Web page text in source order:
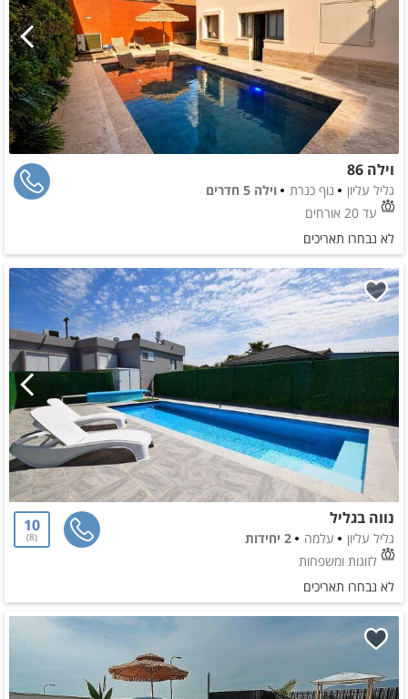
וילה 86
גליל עליון נוף כנרת
וילה 5 חדרים
עד 20 אורחים
לא נבחרו תאריכים
נווה בגליל
גליל עליון עלמה
2 יחידות
לזוגות ומשפחות
10
8
לא נבחרו תאריכים